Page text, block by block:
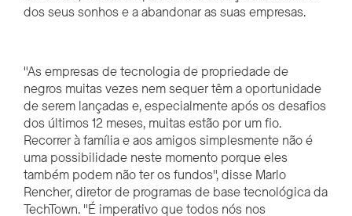
dos seus sonhos e a abandonar as suas empresas.
"As empresas de tecnologia de propriedade de
negros muitas vezes nem sequer têm a oportunidade
de serem lançadas e, especialmente após os desafios
dos últimos 12 meses, muitas estão por um fio.
Recorrer à família e aos amigos simplesmente não é
uma possibilidade neste momento porque eles
também podem não ter os fundos", disse Marlo
Rencher, diretor de programas de base tecnológica da
TechTown. "É imperativo que todos nós nos